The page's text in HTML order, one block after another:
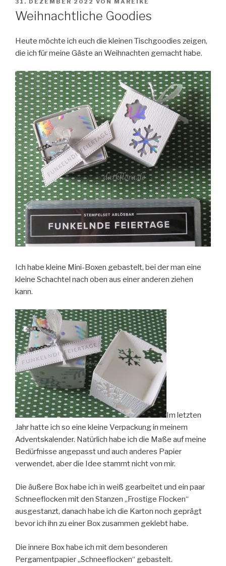
AM
31. DEZEMBER 2022 VON MAREIKE
Weihnachtliche Goodies
Heute möchte ich euch die kleinen Tischgoodies zeigen,
die ich für meine Gäste an Weihnachten gemacht habe.
Ich habe kleine Mini-Boxen gebastelt, bei der man eine
kleine Schachtel nach oben aus einer anderen ziehen
kann.
Im letzten
Jahr hatte ich so eine kleine Verpackung in meinem
Adventskalender. Natürlich habe ich die Maße auf meine
Bedürfnisse angepasst und auch anderes Papier
verwendet, aber die Idee stammt nicht von mir.
Die äußere Box habe ich in weiß gearbeitet und ein paar
Schneeflocken mit den Stanzen „Frostige Flocken“
ausgestanzt, danach habe ich die Karton noch geprägt
bevor ich ihn zu einer Box zusammen geklebt habe.
Die innere Box habe ich mit dem besonderen
Pergamentpapier „Schneeflocken“ gebastelt.